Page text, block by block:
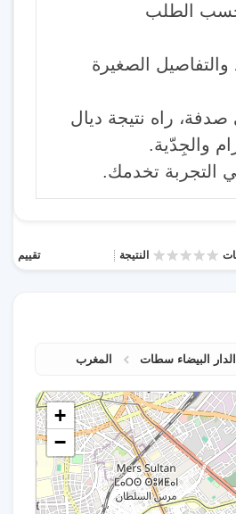
حسب الطلب
والتفاصيل الصغيرة
راه نتيجة ديال
والجِدّية.
التجربة تخدمك.
تقييم النتيجة
الدار البيضاء سطات المغرب
+
−